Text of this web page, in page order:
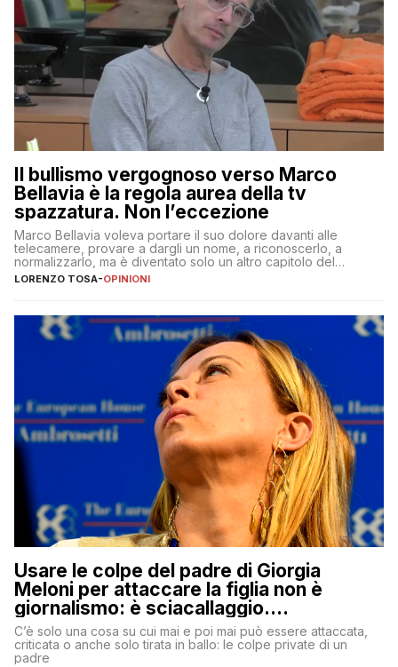
Il bullismo vergognoso verso Marco
Bellavia è la regola aurea della tv
spazzatura. Non l’eccezione
Marco Bellavia voleva portare il suo dolore davanti alle
telecamere, provare a dargli un nome, a riconoscerlo, a
normalizzarlo, ma è diventato solo un altro capitolo del
copione
LORENZO TOSA-OPINIONI
Usare le colpe del padre di Giorgia
Meloni per attaccare la figlia non è
giornalismo: è sciacallaggio.
Dimostriamo di essere diversi
C’è solo una cosa su cui mai e poi mai può essere attaccata,
criticata o anche solo tirata in ballo: le colpe private di un
padre